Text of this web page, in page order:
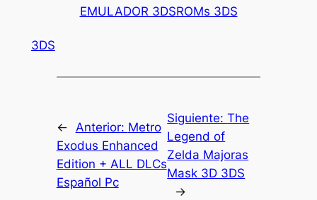
EMULADOR 3DSROMs 3DS
3DS
← Anterior: Metro
Exodus Enhanced
Edition + ALL DLCs
Español Pc
Siguiente:The
Legend of
Zelda Majoras
Mask 3D 3DS
→